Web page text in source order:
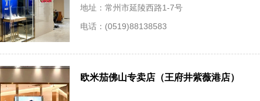
地址：常州市延陵西路1-7号
电话：(0519)88138583
欧米茄佛山专卖店（王府井紫薇港店）